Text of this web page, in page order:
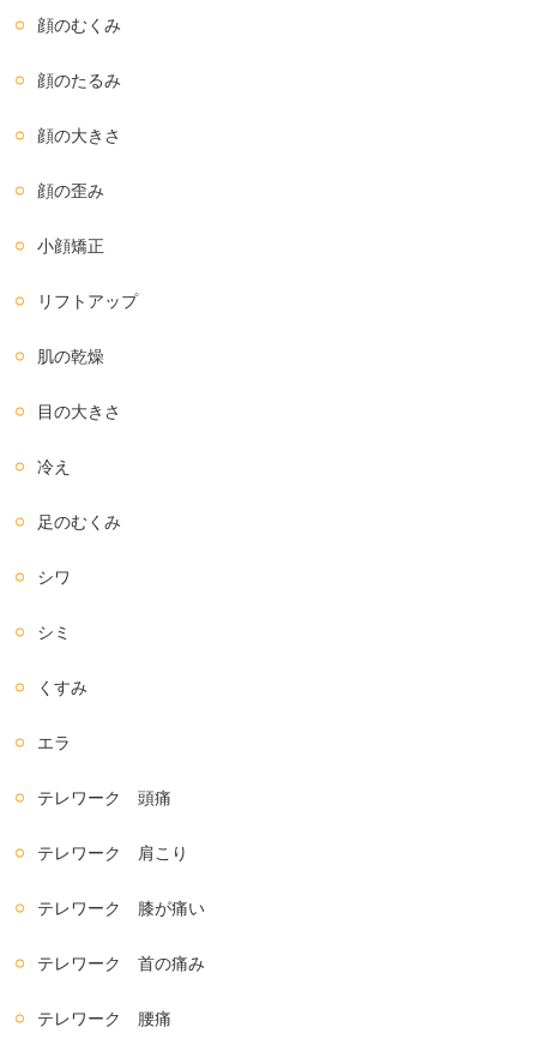
顔のむくみ
顔のたるみ
顔の大きさ
顔の歪み
小顔矯正
リフトアップ
肌の乾燥
目の大きさ
冷え
足のむくみ
シワ
シミ
くすみ
エラ
テレワーク 頭痛
テレワーク 肩こり
テレワーク 膝が痛い
テレワーク 首の痛み
テレワーク 腰痛